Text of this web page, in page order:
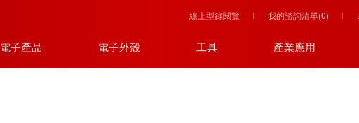
線上型錄閱覽 我的諮詢清單(0)
電子產品 電子外殼 工具 產業應用